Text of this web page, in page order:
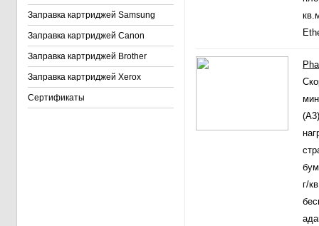
Заправка картриджей Samsung
Заправка картриджей Canon
Заправка картриджей Brother
Заправка картриджей Xerox
Сертификаты
г/